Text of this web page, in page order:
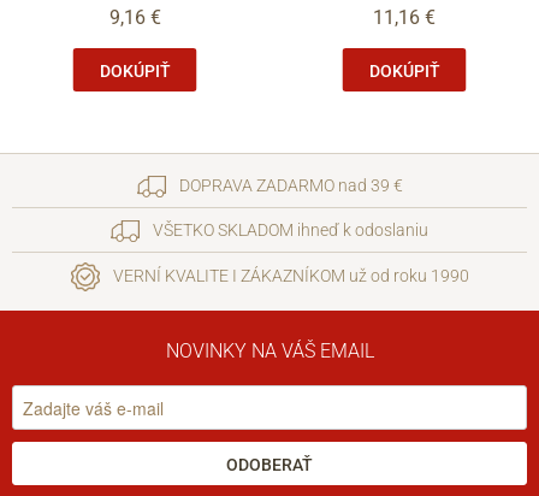
9,16 €
DOKÚPIŤ
11,16 €
DOKÚPIŤ
DOPRAVA ZADARMO nad 39 €
VŠETKO SKLADOM ihneď k odoslaniu
VERNÍ KVALITE I ZÁKAZNÍKOM už od roku 1990
NOVINKY NA VÁŠ EMAIL
ODOBERAŤ